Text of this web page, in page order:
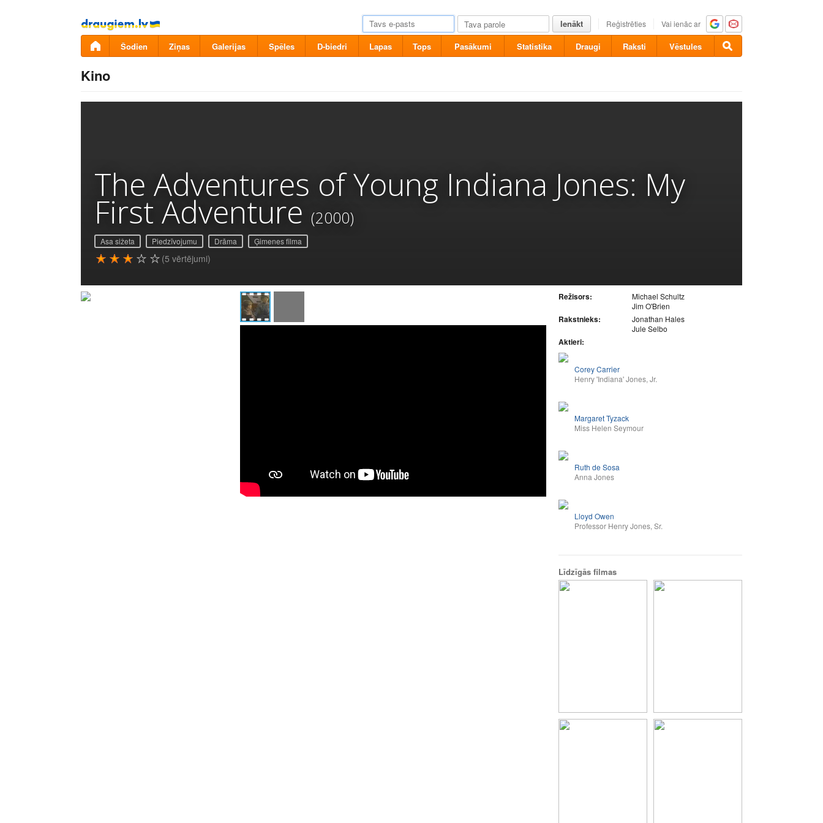
Pāriet
uz
saturu
Ienākt Reģistrēties Vai ienāc ar
Šodien Ziņas Galerijas Spēles D-biedri Lapas Tops Pasākumi Statistika Draugi Raksti Vēstules
Kino
The Adventures of Young Indiana Jones: My
First Adventure (2000)
Asa sižeta Piedzīvojumu Drāma Ģimenes filma
(5 vērtējumi)
Režisors:
Michael Schultz
Jim O'Brien
Rakstnieks:
Jonathan Hales
Jule Selbo
Aktieri:
Corey Carrier
Henry 'Indiana' Jones, Jr.
Margaret Tyzack
Miss Helen Seymour
Ruth de Sosa
Anna Jones
Lloyd Owen
Professor Henry Jones, Sr.
Līdzīgās filmas